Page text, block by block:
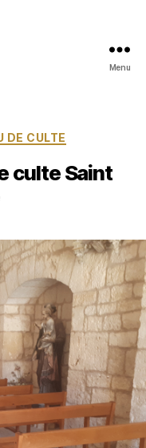
Menu
DE CULTE
culte Saint